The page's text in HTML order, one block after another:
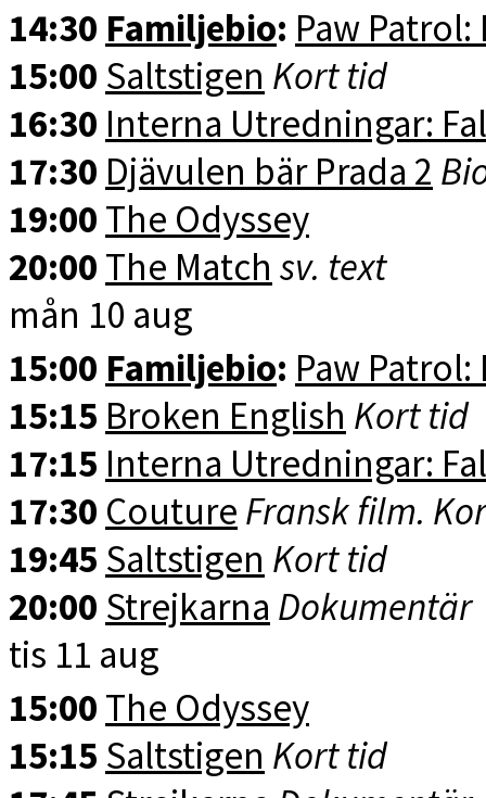
14:30 Familjebio: Paw
15:00 Saltstigen Kort tid
16:30 Interna Utredningar:
17:30 Djävulen bär Prada 2
19:00 The Odyssey
20:00 The Match sv. text
mån 10 aug
15:00 Familjebio: Paw
15:15 Broken English Kort tid
17:15 Interna Utredningar:
17:30 Couture Fransk film.
19:45 Saltstigen Kort tid
20:00 Strejkarna Dokumentär
tis 11 aug
15:00 The Odyssey
15:15 Saltstigen Kort tid